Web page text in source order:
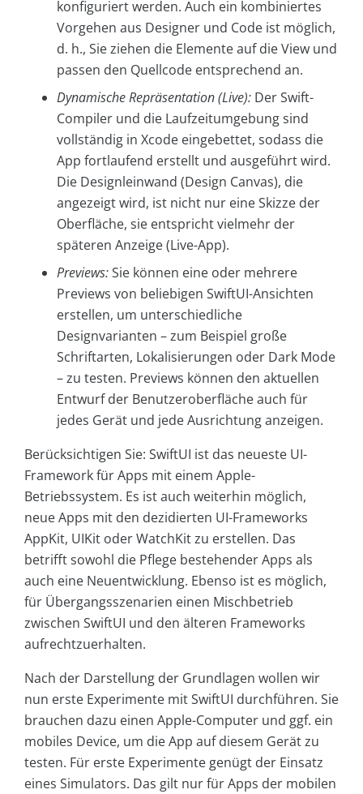
konfiguriert werden. Auch ein kombiniertes
Vorgehen aus Designer und Code ist möglich,
d. h., Sie ziehen die Elemente auf die View und
passen den Quellcode entsprechend an.
Dynamische Repräsentation (Live): Der Swift-
Compiler und die Laufzeitumgebung sind
vollständig in Xcode eingebettet, sodass die
App fortlaufend erstellt und ausgeführt wird.
Die Designleinwand (Design Canvas), die
angezeigt wird, ist nicht nur eine Skizze der
Oberfläche, sie entspricht vielmehr der
späteren Anzeige (Live-App).
Previews:Sie können eine oder mehrere
Previews von beliebigen SwiftUI-Ansichten
erstellen, um unterschiedliche
Designvarianten – zum Beispiel große
Schriftarten, Lokalisierungen oder Dark Mode
– zu testen. Previews können den aktuellen
Entwurf der Benutzeroberfläche auch für
jedes Gerät und jede Ausrichtung anzeigen.
Berücksichtigen Sie: SwiftUI ist das neueste UI-
Framework für Apps mit einem Apple-
Betriebssystem. Es ist auch weiterhin möglich,
neue Apps mit den dezidierten UI-Frameworks
AppKit, UIKit oder WatchKit zu erstellen. Das
betrifft sowohl die Pflege bestehender Apps als
auch eine Neuentwicklung. Ebenso ist es möglich,
für Übergangsszenarien einen Mischbetrieb
zwischen SwiftUI und den älteren Frameworks
aufrechtzuerhalten.
Nach der Darstellung der Grundlagen wollen wir
nun erste Experimente mit SwiftUI durchführen. Sie
brauchen dazu einen Apple-Computer und ggf. ein
mobiles Device, um die App auf diesem Gerät zu
testen. Für erste Experimente genügt der Einsatz
eines Simulators. Das gilt nur für Apps der mobilen